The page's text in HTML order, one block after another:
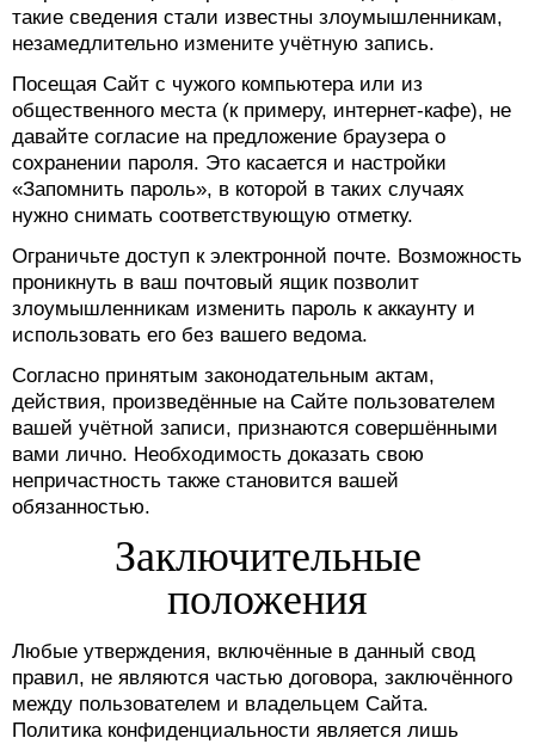
такие сведения стали известны злоумышленникам,
незамедлительно измените учётную запись.
Посещая Сайт с чужого компьютера или из
общественного места (к примеру, интернет-кафе), не
давайте согласие на предложение браузера о
сохранении пароля. Это касается и настройки
«Запомнить пароль», в которой в таких случаях
нужно снимать соответствующую отметку.
Ограничьте доступ к электронной почте. Возможность
проникнуть в ваш почтовый ящик позволит
злоумышленникам изменить пароль к аккаунту и
использовать его без вашего ведома.
Согласно принятым законодательным актам,
действия, произведённые на Сайте пользователем
вашей учётной записи, признаются совершёнными
вами лично. Необходимость доказать свою
непричастность также становится вашей
обязанностью.
Заключительные
положения
Любые утверждения, включённые в данный свод
правил, не являются частью договора, заключённого
между пользователем и владельцем Сайта.
Политика конфиденциальности является лишь